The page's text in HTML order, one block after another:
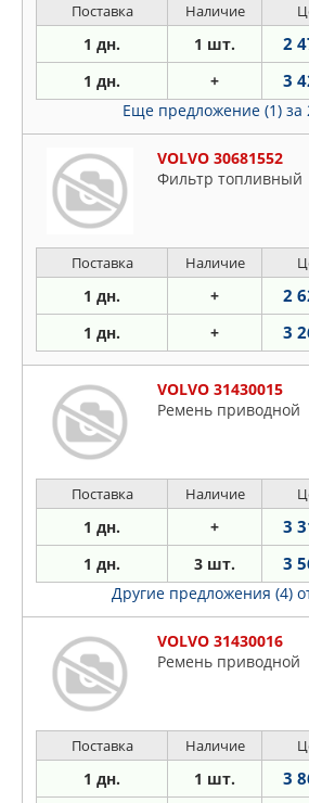
Поставка Наличие
1 дн. 1 шт. 2
1 дн. + 3
Еще предложение (1) за
VOLVO 30681552
Фильтр топливный
Поставка Наличие
1 дн. + 2
1 дн. + 3
VOLVO 31430015
Ремень приводной
Поставка Наличие
1 дн. + 3
1 дн. 3 шт. 3
Другие предложения (4)
VOLVO 31430016
Ремень приводной
Поставка Наличие
1 дн. 1 шт. 3